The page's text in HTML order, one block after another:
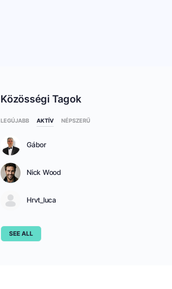
Közösségi Tagok
LEGÚJABB AKTÍV NÉPSZERŰ
Gábor
Nick Wood
Hrvt_luca
SEE ALL